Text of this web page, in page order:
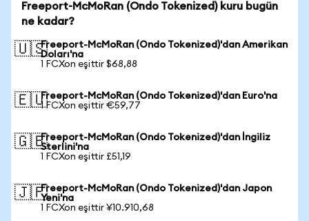
Freeport-McMoRan (Ondo Tokenized) kuru bugün
ne kadar?
🇺🇸Freeport-McMoRan (Ondo Tokenized)'dan Amerikan
Doları'na
1 FCXon eşittir $68,88
🇪🇺Freeport-McMoRan (Ondo Tokenized)'dan Euro'na
1 FCXon eşittir €59,77
🇬🇧Freeport-McMoRan (Ondo Tokenized)'dan İngiliz
Sterlini'na
1 FCXon eşittir £51,19
🇯🇵Freeport-McMoRan (Ondo Tokenized)'dan Japon
Yeni'na
1 FCXon eşittir ¥10.910,68